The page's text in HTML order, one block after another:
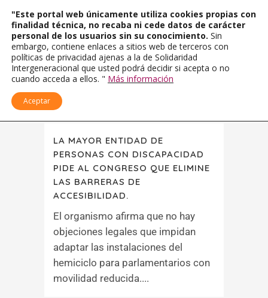
LA MAYOR ENTIDAD DE
PERSONAS CON DISCAPACIDAD
PIDE AL CONGRESO QUE ELIMINE
LAS BARRERAS DE
ACCESIBILIDAD.
El organismo afirma que no hay
objeciones legales que impidan
adaptar las instalaciones del
hemiciclo para parlamentarios con
movilidad reducida....
"Este portal web únicamente utiliza cookies propias con
finalidad técnica, no recaba ni cede datos de carácter
personal de los usuarios sin su conocimiento. Sin
embargo, contiene enlaces a sitios web de terceros con
políticas de privacidad ajenas a la de Solidaridad
Intergeneracional que usted podrá decidir si acepta o no
cuando acceda a ellos. " Más información
Aceptar